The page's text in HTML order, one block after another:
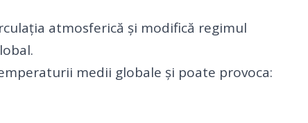
atmosferică și modifică regimul
medii globale și poate provoca: